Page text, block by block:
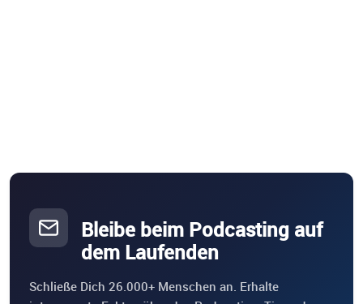
Bleibe beim Podcasting auf
dem Laufenden
Schließe Dich 26.000+ Menschen an. Erhalte